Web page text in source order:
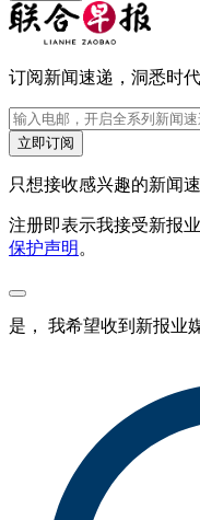
订阅新闻速递，洞悉时代
立即订阅
只想接收感兴趣的新闻
注册即表示我接受新报
保护声明 。
是， 我希望收到新报业